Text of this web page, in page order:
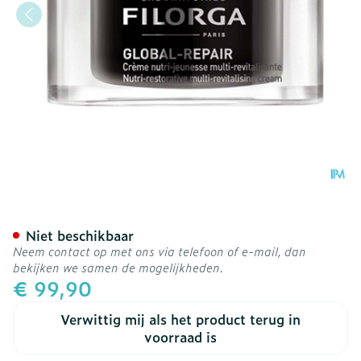
€ 99,90
Verwittig mij als het product terug in
voorraad is
Niet beschikbaar
Neem contact op met ons via telefoon of e-mail, dan
bekijken we samen de mogelijkheden.